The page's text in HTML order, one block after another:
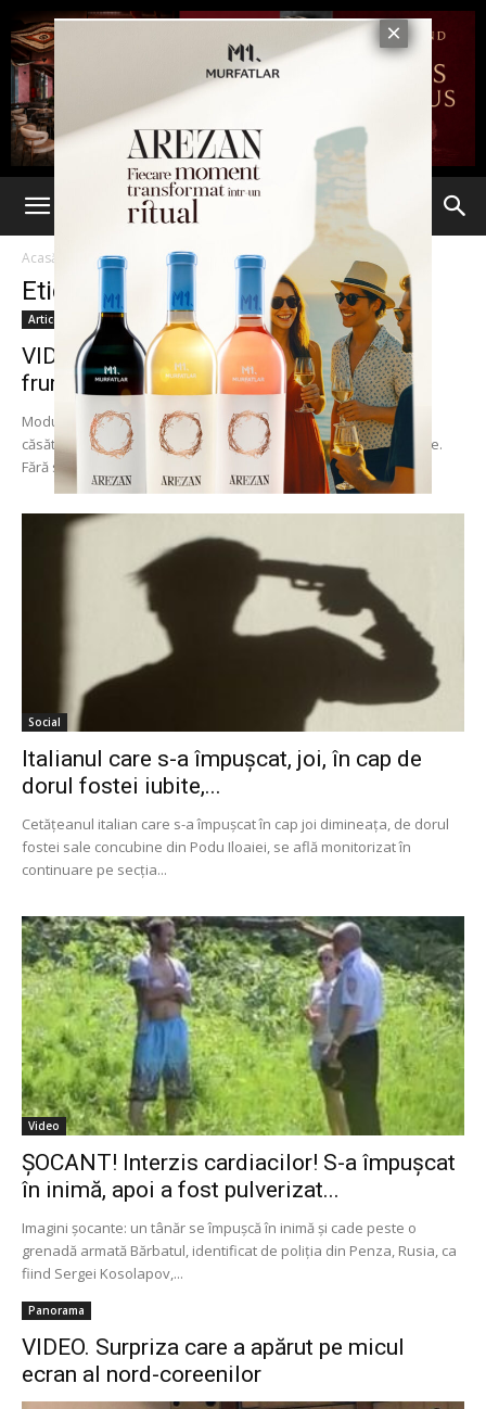
Acasă Etichete Iubita
Etichetă: iubita
Articole
VIDEO. Probabil una dintre cele mai
frumoase și neașteptate CERERI ÎN...
Modul surprinzător prin care un tânăr american a cerut-o în
căsătorie pe iubita sa, a făcut-o pe aceasta să plângă de emoţie.
Fără să...
Social
Italianul care s-a împuşcat, joi, în cap de
dorul fostei iubite,...
Cetăţeanul italian care s-a împuşcat în cap joi dimineaţa, de dorul
fostei sale concubine din Podu Iloaiei, se află monitorizat în
continuare pe secţia...
Video
ŞOCANT! Interzis cardiacilor! S-a împuşcat
în inimă, apoi a fost pulverizat...
Imagini şocante: un tânăr se împuşcă în inimă şi cade peste o
grenadă armată Bărbatul, identificat de poliţia din Penza, Rusia, ca
fiind Sergei Kosolapov,...
Panorama
VIDEO. Surpriza care a apărut pe micul
ecran al nord-coreenilor